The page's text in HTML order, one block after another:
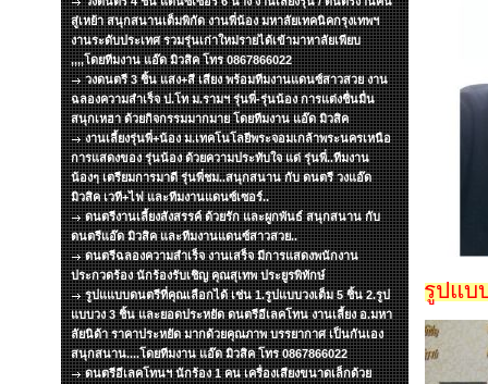
สู่เหย้า สนุกสนานเต็มพิกัด งานพี่น้อง มหาลัยเทคนิคกรุงเทพฯ
งานระดับประเทศ รวมรุ่นเก่าใหม่รายได้เข้ามาหาลัยเพียบ
,,,,โดยทีมงาน แอ๊ด มิวสิค โทร 0867866022
วงดนตรี 3 ชิ้น แสง+สี เสียง พร้อมทีมงานแดนซ์สาวสวย งาน
ฉลองความสำเร็จ ป.โท ม.รามฯ รุ่นพี่-รุ่นน้อง การแต่งชื่นมื่น
สนุกเหฮา ด้วยกิจกรรมมากมาย โดยทีมงาน แอ๊ด มิวสิค
งานเลี้ยงรุ่นพี่+น้อง ม.เทคโนโลยีพระจอมเกล้าพระนครเหนือ
การแสดงของ รุ่นน้อง ด้วยความประทับใจ แด่ รุ่นพี่..ทีมงาน
น้องๆ เตรียมการมาดี รุ่นพี่ชม..สนุกสนาน กับ ดนตรี วงแอ๊ด
มิวสิค เวที+ไฟ และทีมงานแดนซ์เซอร์..
ดนตรีงานเลี้ยงสังสรรค์ ด้วยรัก และผูกพันธ์ สนุกสนาน กับ
ดนตรีแอ๊ด มิวสิค และทีมงานแดนซ์สาวสวย..
ดนตรีฉลองความสำเร็จ งานเสร็จ มีการแสดงพนักงาน
ประกวดร้อง นักร้องรับเชิญ คุณสุเทพ ประยูรพิทักษ์
รูปแแบบดนตรีที่คุณเลือกได้ เช่น 1.รูปแบบวงเต็ม 5 ชิ้น 2.รูป
แบบวง 3 ชิ้น และยอดประหยัด ดนตรีอีเลคโทน งานเลี้ยง อ.มหา
ลัยนิด้า ราคาประหยัด มากด้วยคุณภาพ บรรยากาศ เป็นกันเอง
สนุกสนาน....โดยทีมงาน แอ๊ด มิวสิค โทร 0867866022
ดนตรีอีเลคโทนฯ นักร้อง 1 คน เครื่องเสียงขนาดเล็กด้วย
รูปแบ